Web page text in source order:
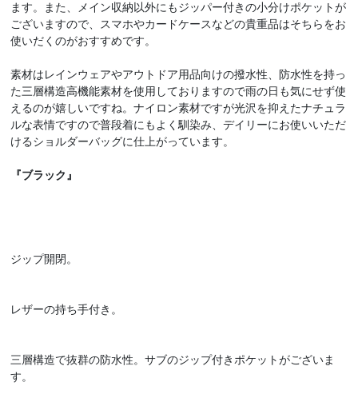
ます。また、メイン収納以外にもジッパー付きの小分けポケットが
ございますので、スマホやカードケースなどの貴重品はそちらをお
使いだくのがおすすめです。
素材はレインウェアやアウトドア用品向けの撥水性、防水性を持っ
た三層構造高機能素材を使用しておりますので雨の日も気にせず使
えるのが嬉しいですね。ナイロン素材ですが光沢を抑えたナチュラ
ルな表情ですので普段着にもよく馴染み、デイリーにお使いいただ
けるショルダーバッグに仕上がっています。
『ブラック』
ジップ開閉。
レザーの持ち手付き。
三層構造で抜群の防水性。サブのジップ付きポケットがございま
す。